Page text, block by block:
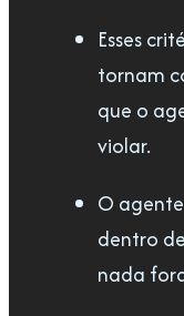
Esses
tornam
que o
violar.
O
dentro
nada